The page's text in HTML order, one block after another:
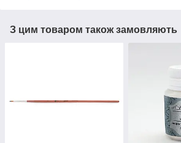
З цим товаром також замовляють